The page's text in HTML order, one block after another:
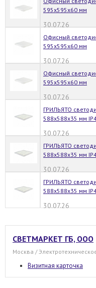
595x595x60 мм
30.07.26
Офисный
595x595x60 мм
30.07.26
Офисный
595x595x60 мм
30.07.26
ГРИЛЬЯТО
588x588x35 мм
30.07.26
ГРИЛЬЯТО
588x588x35 мм
30.07.26
ГРИЛЬЯТО
588x588x35 мм
30.07.26
СВЕТМАРКЕТ ГБ, ООО
Москва /
Визитная карточка